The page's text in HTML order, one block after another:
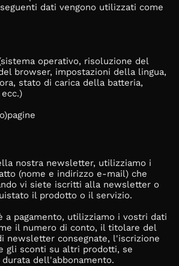
dati vengono utilizzati come
operativo, risoluzione del
browser, impostazioni della lingua,
stato di carica della batteria,
nostra newsletter, utilizziamo i
(nome e indirizzo e-mail) che
vi siete iscritti alla newsletter o
il prodotto o il servizio.
a pagamento, utilizziamo i vostri dati
il numero di conto, il titolare del
newsletter consegnate, l'iscrizione
gli sconti su altri prodotti, se
dell'abbonamento.